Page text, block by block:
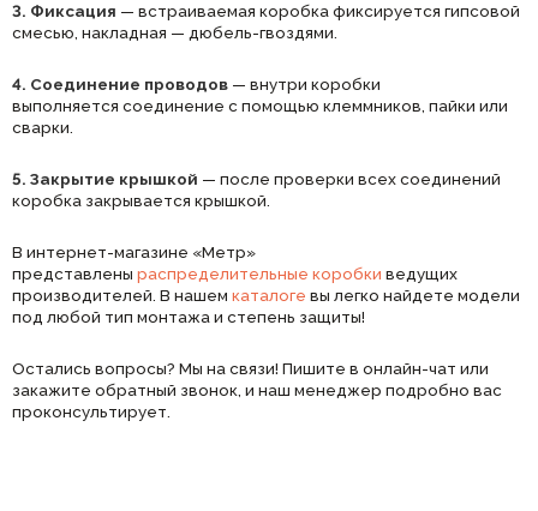
3. Фиксация — встраиваемая коробка фиксируется гипсовой
смесью, накладная — дюбель-гвоздями.
4. Соединение проводов — внутри коробки
выполняется соединение с помощью клеммников, пайки или
сварки.
5. Закрытие крышкой — после проверки всех соединений
коробка закрывается крышкой.
В интернет-магазине «Метр»
представлены распределительные коробки ведущих
производителей. В нашем каталоге вы легко найдете модели
под любой тип монтажа и степень защиты!
Остались вопросы? Мы на связи! Пишите в онлайн-чат или
закажите обратный звонок, и наш менеджер подробно вас
проконсультирует.